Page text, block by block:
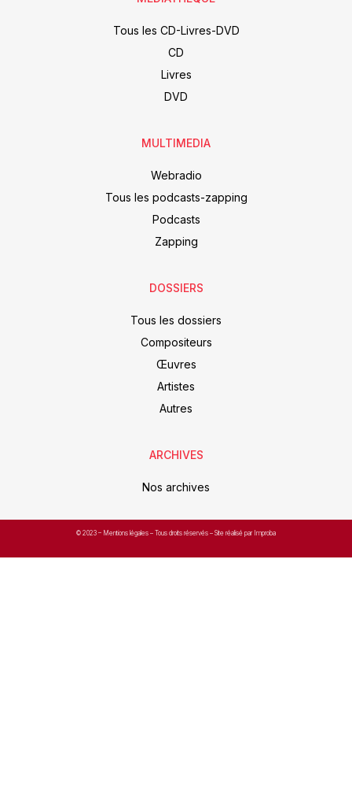
Tous les CD-Livres-DVD
CD
Livres
DVD
MULTIMEDIA
Webradio
Tous les podcasts-zapping
Podcasts
Zapping
DOSSIERS
Tous les dossiers
Compositeurs
Œuvres
Artistes
Autres
ARCHIVES
Nos archives
© 2023 – Mentions légales – Tous droits réservés – Site réalisé par Improba